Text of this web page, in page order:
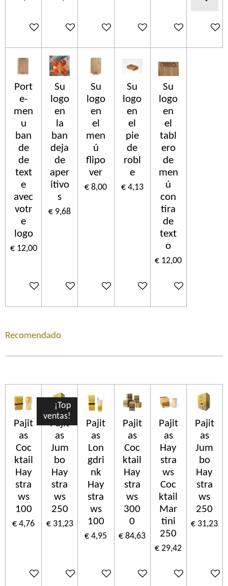
In winkelwagenIn winkelwagenIn winkelwagenIn winkelwagenIn winkelwagen
In
Port
e-
men
u
ban
de
de
text
e
avec
votr
e
logo
€ 12,00
In winkelwagen
Su
logo
en
la
ban
deja
de
aper
itivo
s
€ 9,68
In winkelwagen
Su
logo
en
el
men
ú
flipo
ver
€ 8,00
In winkelwagen
Su
logo
en
el
pie
de
robl
e
€ 4,13
In winkelwagen
Su
logo
en
el
tabl
ero
de
men
ú
con
tira
de
text
o
€ 12,00
In winkelwagen
Recomendado
Pajit
as
Coc
ktail
Hay
stra
ws
100
€ 4,76
In winkelwagen
¡Top
ventas!
Pajit
as
Jum
bo
Hay
stra
ws
250
€ 31,23
In winkelwagen
Pajit
as
Lon
gdri
nk
Hay
stra
ws
100
€ 4,95
In winkelwagen
Pajit
as
Coc
ktail
Hay
stra
ws
300
0
€ 84,63
In winkelwagen
Pajit
as
Hay
stra
ws
Coc
ktail
Mar
tini
250
€ 29,42
In winkelwagen
Pajit
as
Jum
bo
Hay
stra
ws
250
€ 31,23
In